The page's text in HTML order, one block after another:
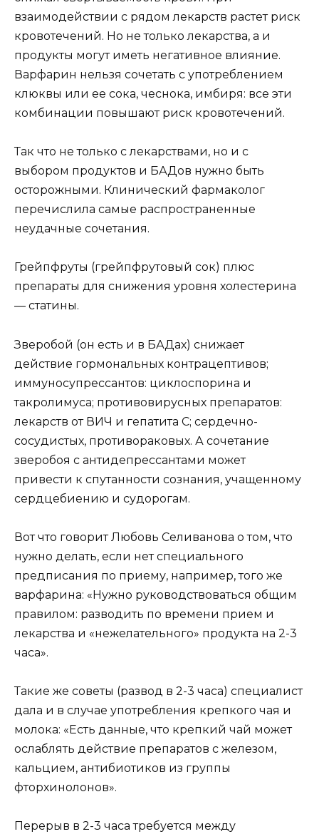
взаимодействии с рядом лекарств растет риск
кровотечений. Но не только лекарства, а и
продукты могут иметь негативное влияние.
Варфарин нельзя сочетать с употреблением
клюквы или ее сока, чеснока, имбиря: все эти
комбинации повышают риск кровотечений.
Так что не только с лекарствами, но и с
выбором продуктов и БАДов нужно быть
осторожными. Клинический фармаколог
перечислила самые распространенные
неудачные сочетания.
Грейпфруты (грейпфрутовый сок) плюс
препараты для снижения уровня холестерина
— статины.
Зверобой (он есть и в БАДах) снижает
действие гормональных контрацептивов;
иммуносупрессантов: циклоспорина и
такролимуса; противовирусных препаратов:
лекарств от ВИЧ и гепатита C; сердечно-
сосудистых, противораковых. А сочетание
зверобоя с антидепрессантами может
привести к спутанности сознания, учащенному
сердцебиению и судорогам.
Вот что говорит Любовь Селиванова о том, что
нужно делать, если нет специального
предписания по приему, например, того же
варфарина: «Нужно руководствоваться общим
правилом: разводить по времени прием и
лекарства и «нежелательного» продукта на 2-3
часа».
Такие же советы (развод в 2-3 часа) специалист
дала и в случае употребления крепкого чая и
молока: «Есть данные, что крепкий чай может
ослаблять действие препаратов с железом,
кальцием, антибиотиков из группы
фторхинолонов».
Перерыв в 2-3 часа требуется между